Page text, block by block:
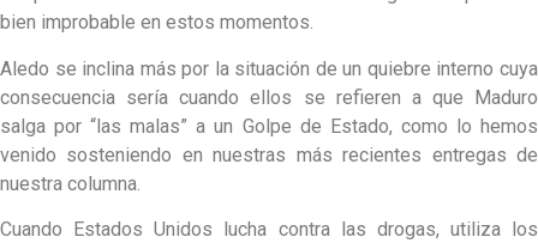
bien improbable en estos momentos.
Aledo se inclina más por la situación de un quiebre interno cuya
consecuencia sería cuando ellos se refieren a que Maduro
salga por “las malas” a un Golpe de Estado, como lo hemos
venido sosteniendo en nuestras más recientes entregas de
nuestra columna.
Cuando Estados Unidos lucha contra las drogas, utiliza los